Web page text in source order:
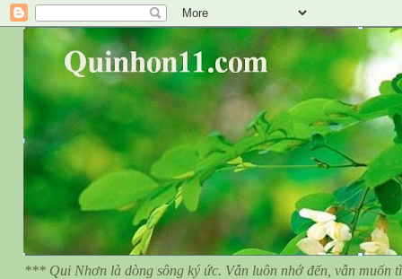
*** Qui Nhơn là dòng sông ký ức. Vẫn luôn nhớ đến, vẫn muốn